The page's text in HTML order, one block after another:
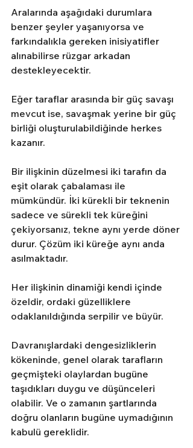
Aralarında aşağıdaki durumlara
benzer şeyler yaşanıyorsa ve
farkındalıkla gereken inisiyatifler
alınabilirse rüzgar arkadan
destekleyecektir.
Eğer taraflar arasında bir güç savaşı
mevcut ise, savaşmak yerine bir güç
birliği oluşturulabildiğinde herkes
kazanır.
Bir ilişkinin düzelmesi iki tarafın da
eşit olarak çabalaması ile
mümkündür. İki kürekli bir teknenin
sadece ve sürekli tek küreğini
çekiyorsanız, tekne aynı yerde döner
durur. Çözüm iki küreğe aynı anda
asılmaktadır.
Her ilişkinin dinamiği kendi içinde
özeldir, ordaki güzelliklere
odaklanıldığında serpilir ve büyür.
Davranışlardaki dengesizliklerin
kökeninde, genel olarak tarafların
geçmişteki olaylardan bugüne
taşıdıkları duygu ve düşünceleri
olabilir. Ve o zamanın şartlarında
doğru olanların bugüne uymadığının
kabulü gereklidir.